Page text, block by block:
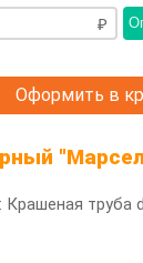
Оформить в
Крашеная